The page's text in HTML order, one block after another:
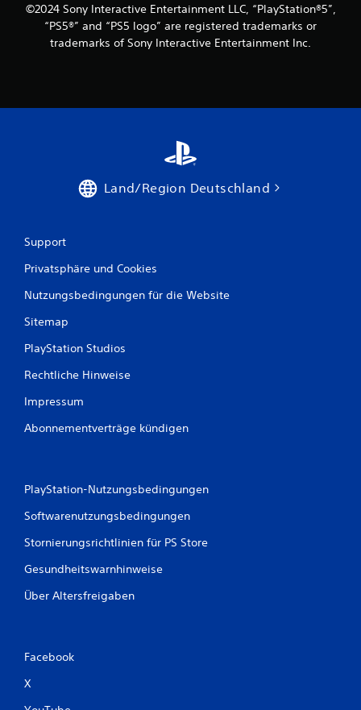
©2024 Sony Interactive Entertainment LLC, “PlayStation®5”,
“PS5®” and “PS5 logo” are registered trademarks or
trademarks of Sony Interactive Entertainment Inc.
Land/Region Deutschland
Support
Privatsphäre und Cookies
Nutzungsbedingungen für die Website
Sitemap
PlayStation Studios
Rechtliche Hinweise
Impressum
Abonnementverträge kündigen
PlayStation-Nutzungsbedingungen
Softwarenutzungsbedingungen
Stornierungsrichtlinien für PS Store
Gesundheitswarnhinweise
Über Altersfreigaben
Facebook
X